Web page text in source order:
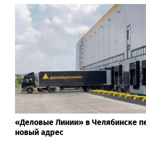
«Деловые Линии» в Челябинске
новый адрес